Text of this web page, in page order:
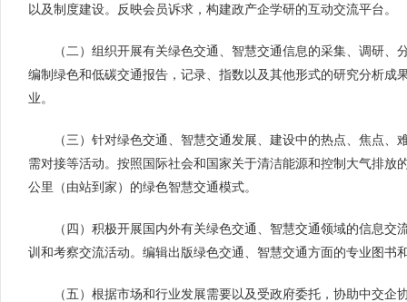
以及制度建设。反映会员诉求，构建政产企学研的互动交流平台。
（二）组织开展有关绿色交通、智慧交通信息的采集、调研
编制绿色和低碳交通报告，记录、指数以及其他形式的研究分析
业。
（三）针对绿色交通、智慧交通发展、建设中的热点、焦点
需对接等活动。按照国际社会和国家关于清洁能源和控制大气排
公里（由站到家）的绿色智慧交通模式。
（四）积极开展国内外有关绿色交通、智慧交通领域的信息
训和考察交流活动。编辑出版绿色交通、智慧交通方面的专业图书
（五）根据市场和行业发展需要以及受政府委托，协助中交